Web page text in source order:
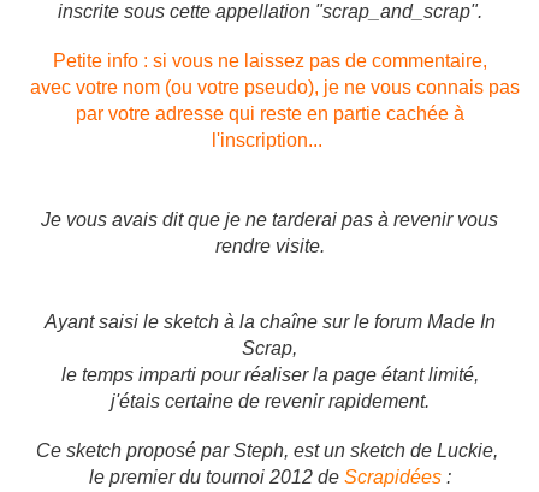
inscrite sous cette appellation "scrap_and_scrap".
Petite info : si vous ne laissez pas de commentaire,
avec votre nom (ou votre pseudo), je ne vous connais pas
par votre adresse qui reste en partie cachée à
l'inscription...
Je vous avais dit que je ne tarderai pas à revenir vous
rendre visite.
Ayant saisi le sketch à la chaîne sur le forum Made In
Scrap,
le temps imparti pour réaliser la page étant limité,
j'étais certaine de revenir rapidement.
Ce sketch proposé par Steph, est un sketch de Luckie,
le premier du tournoi 2012 de Scrapidées: